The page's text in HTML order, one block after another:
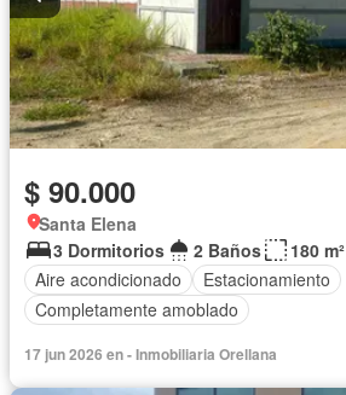
$ 90.000
Santa Elena
3 Dormitorios
2 Baños
180 m²
Aire acondicionado
Estacionamiento
Completamente amoblado
17 jun 2026 en - Inmobiliaria Orellana